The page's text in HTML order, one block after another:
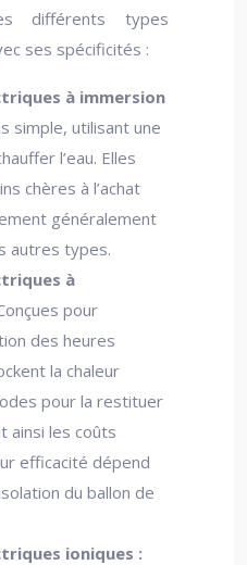
différents types
ses spécificités :
à immersion
simple, utilisant une
l’eau. Elles
chères à l’achat
généralement
autres types.
à
pour
des heures
la chaleur
pour la restituer
ainsi les coûts
efficacité dépend
du ballon de
ioniques :